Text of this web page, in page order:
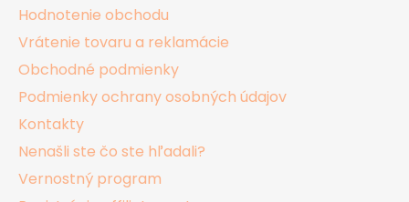
Hodnotenie obchodu
Vrátenie tovaru a reklamácie
Obchodné podmienky
Podmienky ochrany osobných údajov
Kontakty
Nenašli ste čo ste hľadali?
Vernostný program